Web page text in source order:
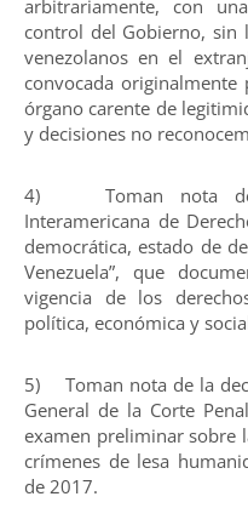
arbitrariamente, con
control del Gobierno, sin
venezolanos en el
convocada originalmente
órgano carente de
y decisiones no
4) Toman nota del
Interamericana de
democrática, estado de
Venezuela”, que
vigencia de los
política, económica y
5) Toman nota de la
General de la Corte
examen preliminar sobre
crímenes de lesa
de 2017.